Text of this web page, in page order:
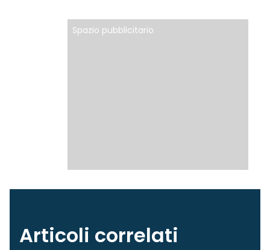
Spazio pubblicitario
Articoli correlati